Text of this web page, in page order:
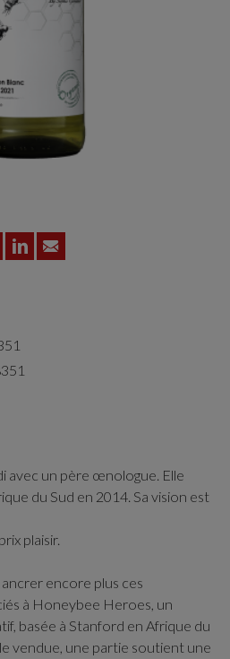
GOOGLE+LINKEDIN
avec un père œnologue. Elle
du Sud en 2014. Sa vision est
plaisir.
encore plus ces
à Honeybee Heroes, un
basée à Stanford en Afrique du
vendue, une partie soutient une